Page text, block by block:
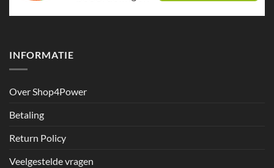
INFORMATIE
Over Shop4Power
Betaling
Return Policy
Veelgestelde vragen